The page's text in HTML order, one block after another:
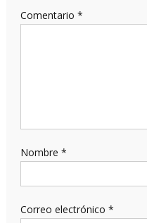
Comentario *
Nombre *
Correo electrónico *